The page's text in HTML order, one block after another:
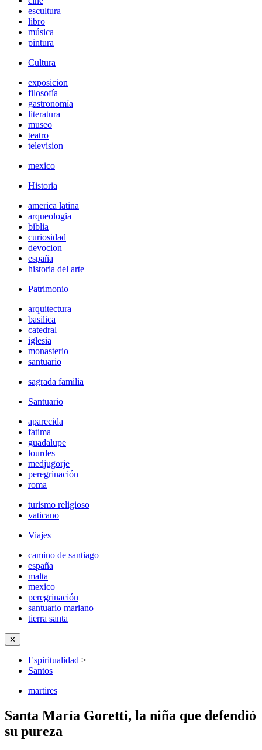
escultura
libro
música
pintura
Cultura
exposicion
filosofía
gastronomía
literatura
museo
teatro
television
mexico
Historia
america latina
arqueologia
biblia
curiosidad
devocion
españa
historia del arte
Patrimonio
arquitectura
basilica
catedral
iglesia
monasterio
santuario
sagrada familia
Santuario
aparecida
fatima
guadalupe
lourdes
medjugorje
peregrinación
roma
turismo religioso
vaticano
Viajes
camino de santiago
españa
malta
mexico
peregrinación
santuario mariano
tierra santa
✕
Espiritualidad >
Santos
martires
​Santa María Goretti, la niña que defendió
su pureza